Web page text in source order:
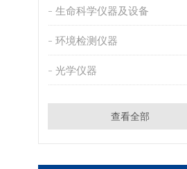
生命科学仪器及设备
环境检测仪器
光学仪器
查看全部